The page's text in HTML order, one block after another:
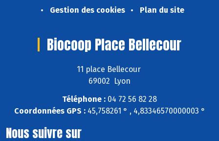
Gestion des cookies
Plan du site
Biocoop Place Bellecour
11 place Bellecour
69002 Lyon
Téléphone : 04 72 56 82 28
Coordonnées GPS :45,758261 ° , 4,83346570000003 °
Nous suivre sur